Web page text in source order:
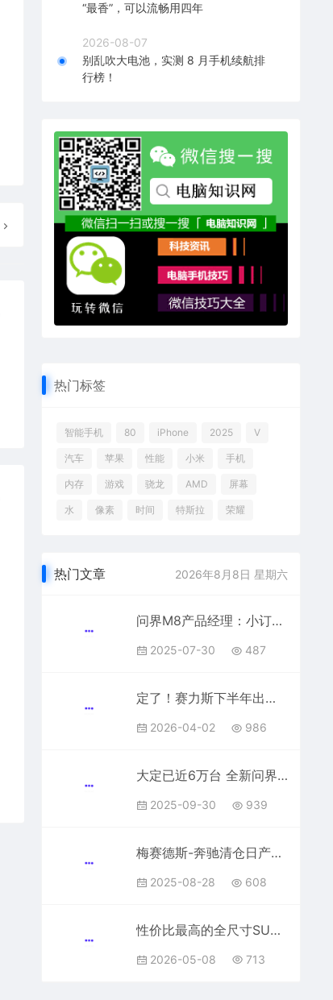
“最香”，可以流畅用四年
2026-08-07
别乱吹大电池，实测 8 月手机续航排
行榜！
热门标签
智能手机 80 iPhone 2025 V
汽车 苹果 性能 小米 手机
内存 游戏 骁龙 AMD 屏幕
水 像素 时间 特斯拉 荣耀
热门文章 2026年8月8日 星期六
问界M8产品经理：小订预售价格非最终售价
2025-07-30 487
定了！赛力斯下半年出海：海外销量占比拟达30%
2026-04-02 986
大定已近6万台 全新问界M7上市周报出炉：纯电版意外卖得很好
2025-09-30 939
梅赛德斯-奔驰清仓日产汽车股份：套现478.7亿日元
2025-08-28 608
性价比最高的全尺寸SUV！宝骏华境S上市：标配华为智能、14.98万起
2026-05-08 713